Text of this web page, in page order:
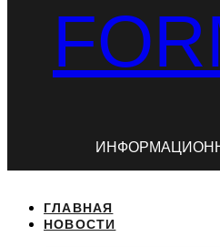
ГЛАВНАЯ
НОВОСТИ